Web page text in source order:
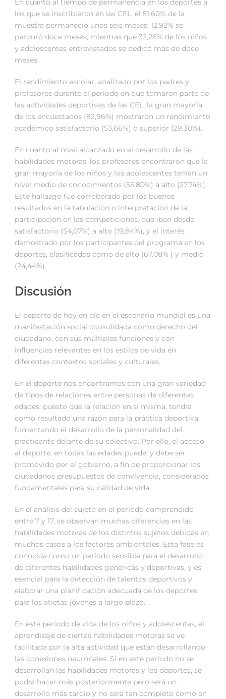
En cuanto al tiempo de permanencia en los deportes a
los que se inscribieron en las CEL, el 51,60% de la
muestra permaneció unos seis meses; 12,92% se
perduró doce meses; mientras que 32,26% de los niños
y adolescentes entrevistados se dedicó más de doce
meses.
El rendimiento escolar, analizado por los padres y
profesores durante el período en que tomaron parte de
las actividades deportivas de las CEL, la gran mayoría
de los encuestados (82,96%) mostraron un rendimiento
académico satisfactorio (53,66%) o superior (29,30%).
En cuanto al nivel alcanzado en el desarrollo de las
habilidades motoras, los profesores encontraron que la
gran mayoría de los niños y los adolescentes tenían un
nivel medio de conocimientos (55,80%) a alto (27,74%).
Este hallazgo fue corroborado por los buenos
resultados en la tabulación o interpretación de la
participación en las competiciones, que iban desde
satisfactorio (54,07%) a alto (19,84%), y el interés
demostrado por los participantes del programa en los
deportes, clasificados como de alto (67.08% ) y medio
(24,44%).
Discusión
El deporte de hoy en día en el escenario mundial es una
manifestación social consolidada como derecho del
ciudadano, con sus múltiples funciones y con
influencias relevantes en los estilos de vida en
diferentes contextos sociales y culturales.
En el deporte nos encontramos con una gran variedad
de tipos de relaciones entre personas de diferentes
edades, puesto que la relación en sí misma, tendrá
como resultado una razón para la práctica deportiva,
fomentando el desarrollo de la personalidad del
practicante delante de su colectivo. Por ello, el acceso
al deporte, en todas las edades puede, y debe ser
promovido por el gobierno, a fin de proporcionar los
ciudadanos presupuestos de convívencia, considerados
fundamentales para su calidad de vida.
En el análisis del sujeto en el período comprendido
entre 7 y 17, se observan muchas diferencias en las
habilidades motoras de los distintos sujetos debidas en
muchos casos a los factores ambientales. Esta fase es
conocida como un periodo sensible para el desarrollo
de diferentes habilidades genéricas y deportivas, y es
esencial para la detección de talentos deportivos y
elaborar una planificación adecuada de los deportes
para los atletas jóvenes a largo plazo.
En este período de vida de los niños y adolescentes, el
aprendizaje de ciertas habilidades motoras se ve
facilitada por la alta actividad que están desarrollando
las conexiones neuronales. Si en este período no se
desarrollan las habilidades motoras y los deportes, se
podrá hacer más posteriormente pero será un
desarrollo más tardío y no será tan completo como en